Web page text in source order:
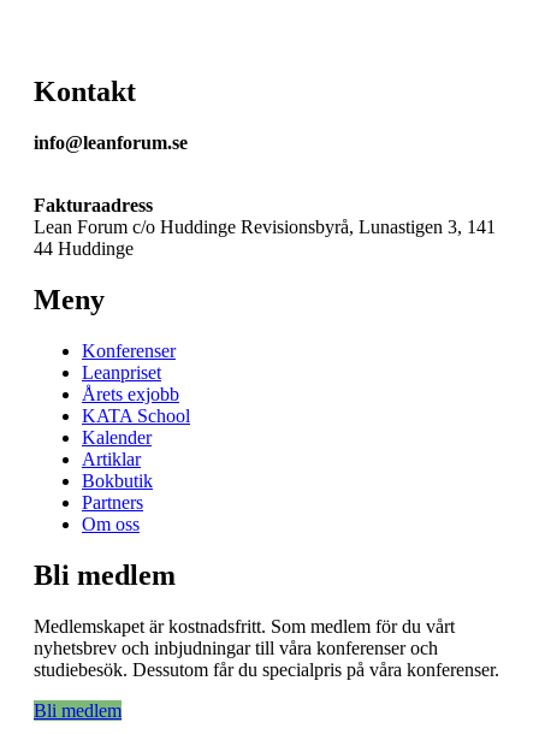
Kontakt
info@leanforum.se
Fakturaadress
Lean Forum c/o Huddinge Revisionsbyrå, Lunastigen 3, 141
44 Huddinge
Meny
Konferenser
Leanpriset
Årets exjobb
KATA School
Kalender
Artiklar
Bokbutik
Partners
Om oss
Bli medlem
Medlemskapet är kostnadsfritt. Som medlem för du vårt
nyhetsbrev och inbjudningar till våra konferenser och
studiebesök. Dessutom får du specialpris på våra konferenser.
Bli medlem